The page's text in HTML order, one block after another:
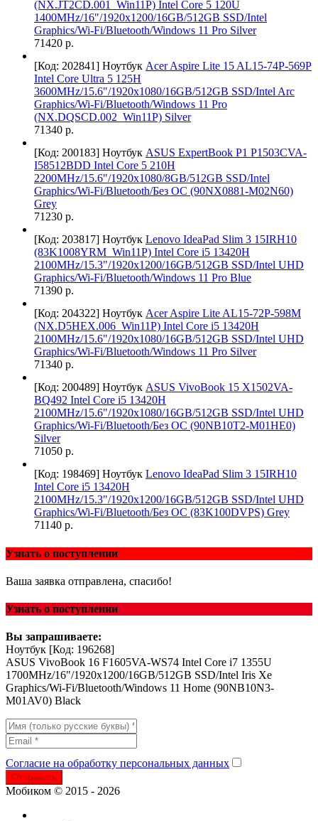
(NX.JT2CD.001_Win11P) Intel Core 5 120U
1400MHz/16"/1920x1200/16GB/512GB SSD/Intel
Graphics/Wi-Fi/Bluetooth/Windows 11 Pro Silver
71420 р.
[Код: 202841] Ноутбук Acer Aspire Lite 15 AL15-74P-569P
Intel Core Ultra 5 125H
3600MHz/15.6"/1920x1080/16GB/512GB SSD/Intel Arc
Graphics/Wi-Fi/Bluetooth/Windows 11 Pro
(NX.DQSCD.002_Win11P) Silver
71340 р.
[Код: 200183] Ноутбук ASUS ExpertBook P1 P1503CVA-
I58512BDD Intel Core 5 210H
2200MHz/15.6"/1920x1080/8GB/512GB SSD/Intel
Graphics/Wi-Fi/Bluetooth/Без ОС (90NX0881-M02N60)
Grey
71230 р.
[Код: 203817] Ноутбук Lenovo IdeaPad Slim 3 15IRH10
(83K1008YRM_Win11P) Intel Core i5 13420H
2100MHz/15.3"/1920x1200/16GB/512GB SSD/Intel UHD
Graphics/Wi-Fi/Bluetooth/Windows 11 Pro Blue
71390 р.
[Код: 204322] Ноутбук Acer Aspire Lite AL15-72P-598M
(NX.D5HEX.006_Win11P) Intel Core i5 13420H
2100MHz/15.6"/1920x1080/16GB/512GB SSD/Intel UHD
Graphics/Wi-Fi/Bluetooth/Windows 11 Pro Silver
71340 р.
[Код: 200489] Ноутбук ASUS VivoBook 15 X1502VA-
BQ492 Intel Core i5 13420H
2100MHz/15.6"/1920x1080/16GB/512GB SSD/Intel UHD
Graphics/Wi-Fi/Bluetooth/Без ОС (90NB10T2-M01HE0)
Silver
71050 р.
[Код: 198469] Ноутбук Lenovo IdeaPad Slim 3 15IRH10
Intel Core i5 13420H
2100MHz/15.3"/1920x1200/16GB/512GB SSD/Intel UHD
Graphics/Wi-Fi/Bluetooth/Без ОС (83K100DVPS) Grey
71140 р.
Узнать о поступлении
Ваша заявка отправлена, спасибо!
Узнать о поступлении
Вы запрашиваете:
Ноутбук [Код: 196268]
ASUS VivoBook 16 F1605VA-WS74 Intel Core i7 1355U
1700MHz/16"/1920x1200/16GB/512GB SSD/Intel Iris Xe
Graphics/Wi-Fi/Bluetooth/Windows 11 Home (90NB10N3-
M01AV0) Black
Согласие на обработку персональных данных
Отправить
Мобиком © 2015 - 2026